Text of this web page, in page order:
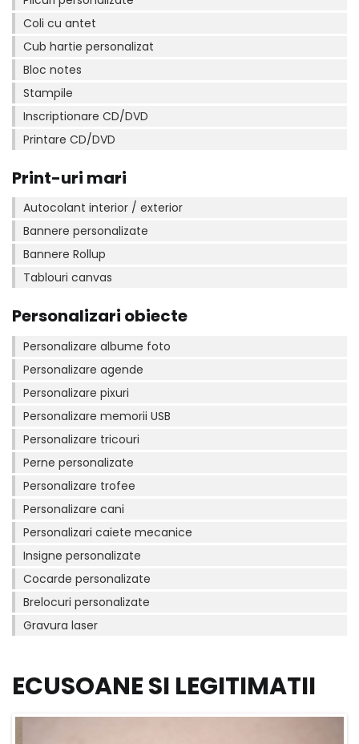
Coli cu antet
Cub hartie personalizat
Bloc notes
Stampile
Inscriptionare CD/DVD
Printare CD/DVD
Print-uri mari
Autocolant interior / exterior
Bannere personalizate
Bannere Rollup
Tablouri canvas
Personalizari obiecte
Personalizare albume foto
Personalizare agende
Personalizare pixuri
Personalizare memorii USB
Personalizare tricouri
Perne personalizate
Personalizare trofee
Personalizare cani
Personalizari caiete mecanice
Insigne personalizate
Cocarde personalizate
Brelocuri personalizate
Gravura laser
ECUSOANE SI LEGITIMATII